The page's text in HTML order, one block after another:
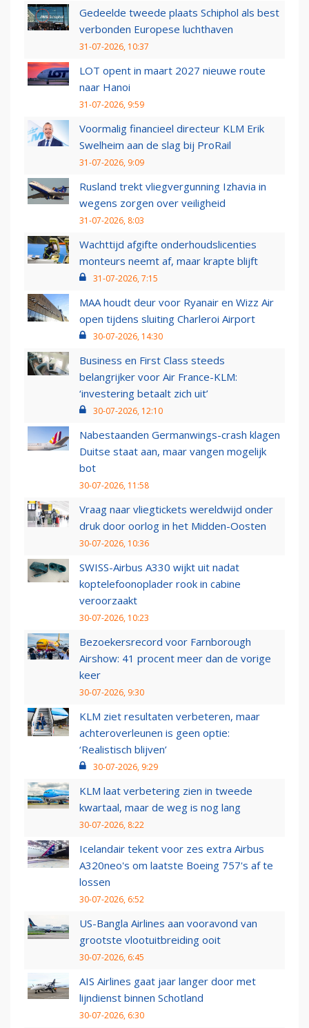
Gedeelde tweede plaats Schiphol als best
verbonden Europese luchthaven
31-07-2026, 10:37
LOT opent in maart 2027 nieuwe route
naar Hanoi
31-07-2026, 9:59
Voormalig financieel directeur KLM Erik
Swelheim aan de slag bij ProRail
31-07-2026, 9:09
Rusland trekt vliegvergunning Izhavia in
wegens zorgen over veiligheid
31-07-2026, 8:03
Wachttijd afgifte onderhoudslicenties
monteurs neemt af, maar krapte blijft
31-07-2026, 7:15
MAA houdt deur voor Ryanair en Wizz Air
open tijdens sluiting Charleroi Airport
30-07-2026, 14:30
Business en First Class steeds
belangrijker voor Air France-KLM:
‘investering betaalt zich uit’
30-07-2026, 12:10
Nabestaanden Germanwings-crash klagen
Duitse staat aan, maar vangen mogelijk
bot
30-07-2026, 11:58
Vraag naar vliegtickets wereldwijd onder
druk door oorlog in het Midden-Oosten
30-07-2026, 10:36
SWISS-Airbus A330 wijkt uit nadat
koptelefoonoplader rook in cabine
veroorzaakt
30-07-2026, 10:23
Bezoekersrecord voor Farnborough
Airshow: 41 procent meer dan de vorige
keer
30-07-2026, 9:30
KLM ziet resultaten verbeteren, maar
achteroverleunen is geen optie:
‘Realistisch blijven’
30-07-2026, 9:29
KLM laat verbetering zien in tweede
kwartaal, maar de weg is nog lang
30-07-2026, 8:22
Icelandair tekent voor zes extra Airbus
A320neo's om laatste Boeing 757's af te
lossen
30-07-2026, 6:52
US-Bangla Airlines aan vooravond van
grootste vlootuitbreiding ooit
30-07-2026, 6:45
AIS Airlines gaat jaar langer door met
lijndienst binnen Schotland
30-07-2026, 6:30